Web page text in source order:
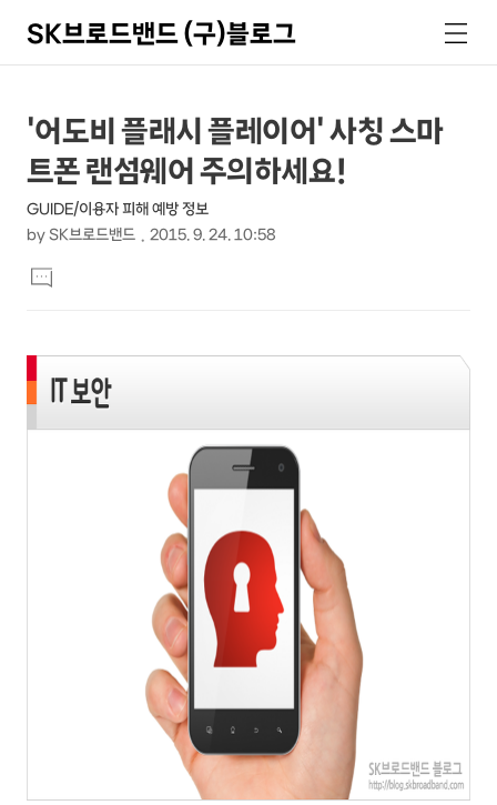
SK브로드밴드 (구)블로그
색
메
뉴
상
세
컨
텐
츠
본
문
제
목
'어도비 플래시 플레이어' 사칭 스마
트폰 랜섬웨어 주의하세요!
GUIDE/이용자 피해 예방 정보
by SK브로드밴드 2015. 9. 24. 10:58
문
댓
글